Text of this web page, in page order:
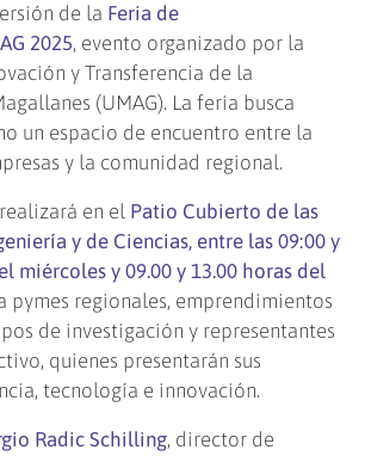
de la Feria de
2025, evento organizado por la
y Transferencia de la
(UMAG). La feria busca
un espacio de encuentro entre la
y la comunidad regional.
en el Patio Cubierto de las
y de Ciencias, entre las 09:00 y
miércoles y 09.00 y 13.00 horas del
pymes regionales, emprendimientos
de investigación y representantes
quienes presentarán sus
tecnología e innovación.
Radic Schilling, director de